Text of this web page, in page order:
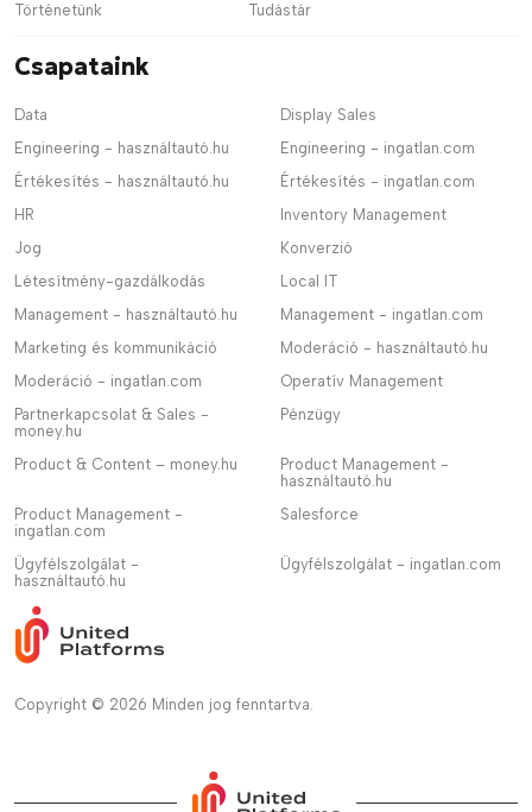
Copyright © 2026 Minden jog fenntartva.
Történetünk
Tudástár
Csapataink
Data
Display Sales
Engineering - használtautó.hu
Engineering - ingatlan.com
Értékesítés - használtautó.hu
Értékesítés - ingatlan.com
HR
Inventory Management
Jog
Konverzió
Létesítmény-gazdálkodás
Local IT
Management - használtautó.hu
Management - ingatlan.com
Marketing és kommunikáció
Moderáció - használtautó.hu
Moderáció - ingatlan.com
Operatív Management
Partnerkapcsolat & Sales -
money.hu
Pénzügy
Product & Content – money.hu
Product Management -
használtautó.hu
Product Management -
ingatlan.com
Salesforce
Ügyfélszolgálat -
használtautó.hu
Ügyfélszolgálat - ingatlan.com